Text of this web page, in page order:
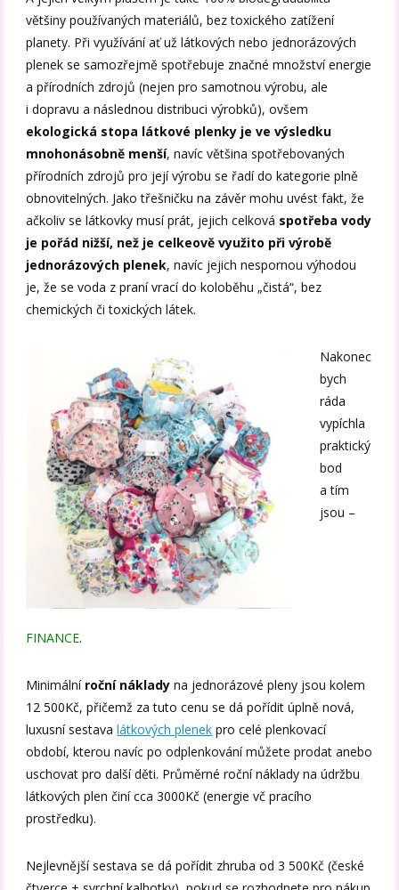
většiny používaných materiálů, bez toxického zatížení
planety. Při využívání ať už látkových nebo jednorázových
plenek se samozřejmě spotřebuje značné množství energie
a přírodních zdrojů (nejen pro samotnou výrobu, ale
i dopravu a následnou distribuci výrobků), ovšem
ekologická stopa látkové plenky je ve výsledku
mnohonásobně menší, navíc většina spotřebovaných
přírodních zdrojů pro její výrobu se řadí do kategorie plně
obnovitelných. Jako třešničku na závěr mohu uvést fakt, že
ačkoliv se látkovky musí prát, jejich celková spotřeba vody
je pořád nižší, než je celkeově využito při výrobě
jednorázových plenek, navíc jejich nespornou výhodou
je, že se voda z praní vrací do koloběhu „čistá“, bez
chemických či toxických látek.
Nakonec
bych
ráda
vypíchla
praktický
bod
a tím
jsou –
FINANCE.
Minimální roční náklady na jednorázové pleny jsou kolem
12 500Kč, přičemž za tuto cenu se dá pořídit úplně nová,
luxusní sestavalátkových plenek pro celé plenkovací
období, kterou navíc po odplenkování můžete prodat anebo
uschovat pro další děti. Průměrné roční náklady na údržbu
látkových plen činí cca 3000Kč (energie vč pracího
prostředku).
Nejlevnější sestava se dá pořídit zhruba od 3 500Kč (české